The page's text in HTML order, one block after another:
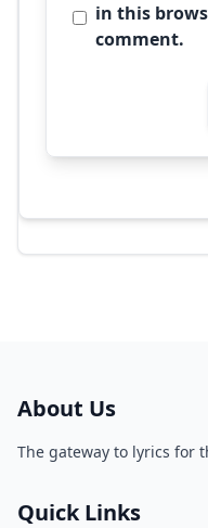
in this
comment.
About Us
The gateway to lyrics for
Quick Links